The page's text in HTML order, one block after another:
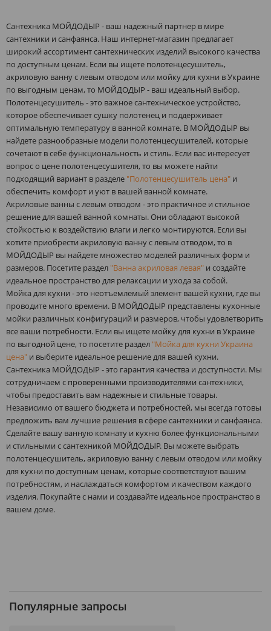
Сантехника МОЙДОДЫР - ваш надежный партнер в мире
сантехники и санфаянса. Наш интернет-магазин предлагает
широкий ассортимент сантехнических изделий высокого качества
по доступным ценам. Если вы ищете полотенцесушитель,
акриловую ванну с левым отводом или мойку для кухни в Украине
по выгодным ценам, то МОЙДОДЫР - ваш идеальный выбор.
Полотенцесушитель - это важное сантехническое устройство,
которое обеспечивает сушку полотенец и поддерживает
оптимальную температуру в ванной комнате. В МОЙДОДЫР вы
найдете разнообразные модели полотенцесушителей, которые
сочетают в себе функциональность и стиль. Если вас интересует
вопрос о цене полотенцесушителя, то вы можете найти
подходящий вариант в разделе "Полотенцесушитель цена" и
обеспечить комфорт и уют в вашей ванной комнате.
Акриловые ванны с левым отводом - это практичное и стильное
решение для вашей ванной комнаты. Они обладают высокой
стойкостью к воздействию влаги и легко монтируются. Если вы
хотите приобрести акриловую ванну с левым отводом, то в
МОЙДОДЫР вы найдете множество моделей различных форм и
размеров. Посетите раздел "Ванна акриловая левая" и создайте
идеальное пространство для релаксации и ухода за собой.
Мойка для кухни - это неотъемлемый элемент вашей кухни, где вы
проводите много времени. В МОЙДОДЫР представлены кухонные
мойки различных конфигураций и размеров, чтобы удовлетворить
все ваши потребности. Если вы ищете мойку для кухни в Украине
по выгодной цене, то посетите раздел "Мойка для кухни Украина
цена" и выберите идеальное решение для вашей кухни.
Сантехника МОЙДОДЫР - это гарантия качества и доступности. Мы
сотрудничаем с проверенными производителями сантехники,
чтобы предоставить вам надежные и стильные товары.
Независимо от вашего бюджета и потребностей, мы всегда готовы
предложить вам лучшие решения в сфере сантехники и санфаянса.
Сделайте вашу ванную комнату и кухню более функциональными
и стильными с сантехникой МОЙДОДЫР. Вы можете выбрать
полотенцесушитель, акриловую ванну с левым отводом или мойку
для кухни по доступным ценам, которые соответствуют вашим
потребностям, и наслаждаться комфортом и качеством каждого
изделия. Покупайте с нами и создавайте идеальное пространство в
вашем доме.
Популярные запросы